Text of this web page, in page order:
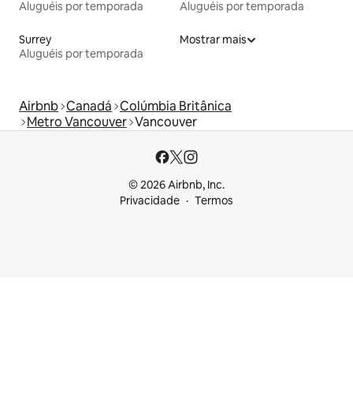
Aluguéis por temporada
Aluguéis por temporada
Surrey
Aluguéis por temporada
Mostrar mais
Airbnb Canadá Colúmbia Britânica
Metro Vancouver Vancouver
© 2026 Airbnb, Inc.
Privacidade
Termos